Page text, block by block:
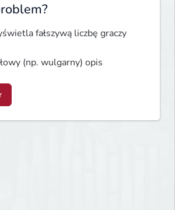
fałszywą liczbę graczy
(np. wulgarny) opis